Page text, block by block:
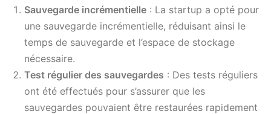
Sauvegarde incrémentielle : La startup a opté pour
une sauvegarde incrémentielle, réduisant ainsi le
temps de sauvegarde et l’espace de stockage
nécessaire.
Test régulier des sauvegardes : Des tests réguliers
ont été effectués pour s’assurer que les
sauvegardes pouvaient être restaurées rapidement